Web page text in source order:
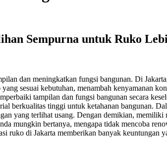
Sempurna untuk Ruko
dan meningkatkan fungsi bangunan. Di
sesuai kebutuhan, menambah kenyamanan
tampilan dan fungsi bangunan secara
berkualitas tinggi untuk ketahanan bangunan.
yang terlihat usang. Dengan demikian,
mungkin bertanya, mengapa tidak mencoba
ruko di Jakarta memberikan banyak keuntungan